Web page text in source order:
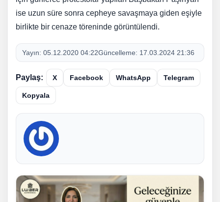
ise uzun süre sonra cepheye savaşmaya giden eşiyle
birlikte bir cenaze töreninde görüntülendi.
Yayın: 05.12.2020 04:22Güncelleme: 17.03.2024 21:36
Paylaş: X Facebook WhatsApp Telegram
Kopyala